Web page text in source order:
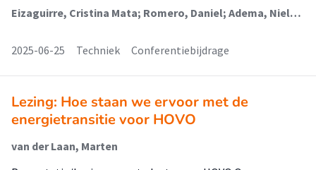
Eizaguirre, Cristina Mata; Romero, Daniel; Adema, Niels (Wind Energy)
2025-06-25 Techniek Conferentiebijdrage
Lezing: Hoe staan we ervoor met de
energietransitie voor HOVO
van der Laan, Marten